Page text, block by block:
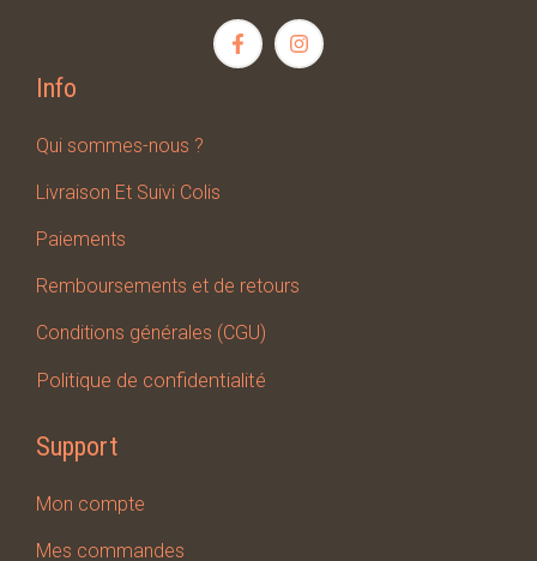
Info
Qui sommes-nous ?
Livraison Et Suivi Colis
Paiements
Remboursements et de retours
Conditions générales (CGU)
Politique de confidentialité
Support
Mon compte
Mes commandes